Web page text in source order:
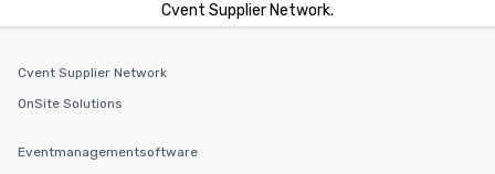
Cvent Supplier Network.
Cvent Supplier Network
OnSite Solutions
Eventmanagementsoftware